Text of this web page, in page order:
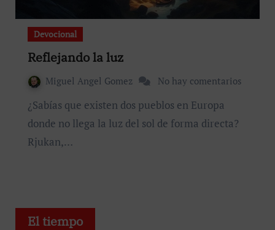
Devocional
Reflejando la luz
Miguel Angel Gomez No hay comentarios
¿Sabías que existen dos pueblos en Europa
donde no llega la luz del sol de forma directa?
Rjukan,…
El tiempo